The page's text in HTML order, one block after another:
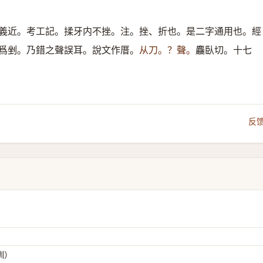
近。考工記。揉牙内不挫。注。挫、折也。是二字通用也。經
。乃錯之聲誤耳。說文作厝。 从刀。？聲。 麤臥切。十七
反